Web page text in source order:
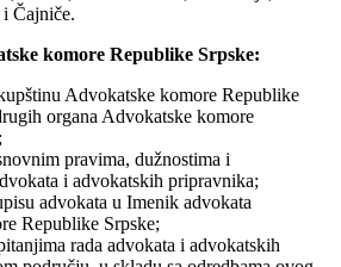
Čajniče.
komore Republike Srpske:
Advokatske komore Republike
organa Advokatske komore
pravima, dužnostima i
i advokatskih pripravnika;
advokata u Imenik advokata
Republike Srpske;
rada advokata i advokatskih